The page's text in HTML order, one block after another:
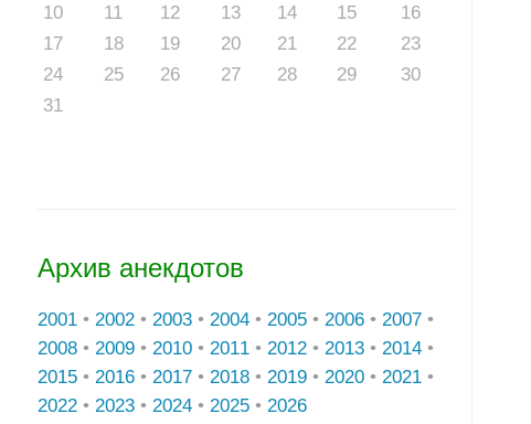
10
11 12 13 14 15
16
17
18 19 20 21 22
23
24
25 26 27 28 29
30
31
Архив анекдотов
2001 • 2002 • 2003 • 2004 • 2005 • 2006 • 2007 •
2008 • 2009 • 2010 • 2011 • 2012 • 2013 • 2014 •
2015 • 2016 • 2017 • 2018 • 2019 • 2020 • 2021 •
2022 • 2023 • 2024 • 2025 • 2026